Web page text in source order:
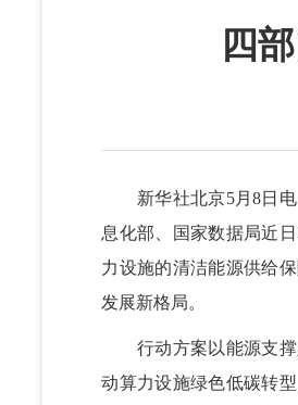
四
新华社北京5月8日电
息化部、国家数据局近
力设施的清洁能源供给
发展新格局。
行动方案以能源支撑
动算力设施绿色低碳转